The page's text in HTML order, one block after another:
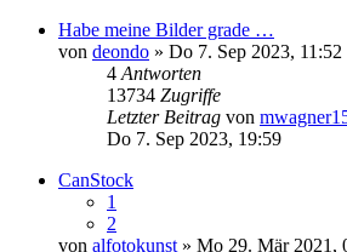
Habe meine Bilder grade …
von deondo » Do 7. Sep 2023, 11:52
4 Antworten
13734 Zugriffe
Letzter Beitrag von
Do 7. Sep 2023, 19:59
CanStock
1
2
von alfotokunst » Mo 29. Mär 2021,